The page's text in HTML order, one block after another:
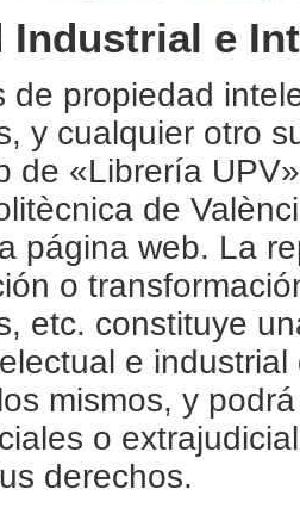
Industrial e
de propiedad
y cualquier otro
de «Librería
de
página web. La
o
etc. constituye
e
mismos, y
o
derechos.